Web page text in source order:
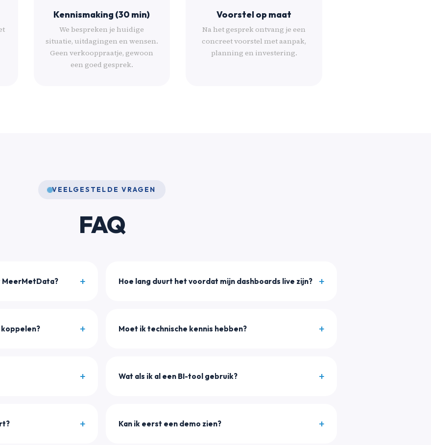
Kennismaking (30 min)
We bespreken je huidige
situatie, uitdagingen en wensen.
Geen verkooppraatje, gewoon
een goed gesprek.
Voorstel op maat
Na het gesprek ontvang je een
concreet voorstel met aanpak,
planning en investering.
VEELGESTELDE VRAGEN
FAQ
MeerMetData? Hoe lang duurt het voordat mijn dashboards live zijn?
Moet ik technische kennis hebben?
Wat als ik al een BI-tool gebruik?
Kan ik eerst een demo zien?